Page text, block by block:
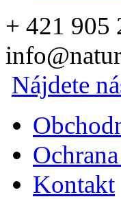
+ 421 905
Nájdete
Kontakt